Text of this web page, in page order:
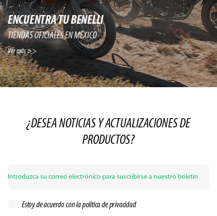
ENCUENTRA TU BENELLI
TIENDAS OFICIALES EN MÉXICO
Ver más >>
¿DESEA NOTICIAS Y ACTUALIZACIONES DE
PRODUCTOS?
Estoy de acuerdo con lapolítica de privacidad